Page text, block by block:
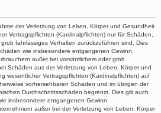
der Verletzung von Leben, Körper und Gesundheit
Vertragspflichten (Kardinalpflichten) nur für Schäden,
fahrlässiges Verhalten zurückzuführen sind. Dies
wie insbesondere entgangenen Gewinn.
außer bei vorsätzlichem oder grob
Schäden aus der Verletzung von Leben, Körper und
wesentlicher Vertragspflichten (Kardinalpflichten) auf
vorhersehbaren Schäden und im übrigen der
Durchschnittsschäden begrenzt. Dies gilt auch
insbesondere entgangenen Gewinn.
außer bei der Verletzung von Leben, Körper